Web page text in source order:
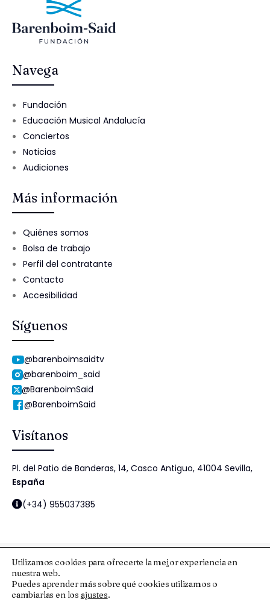
Navega
Fundación
Educación Musical Andalucía
Conciertos
Noticias
Audiciones
Más información
Quiénes somos
Bolsa de trabajo
Perfil del contratante
Contacto
Accesibilidad
Síguenos
@barenboimsaidtv
@barenboim_said
@BarenboimSaid
@BarenboimSaid
Visítanos
Pl. del Patio de Banderas, 14, Casco Antiguo, 41004 Sevilla,
España
(+34) 955037385
© 2025 Fundación Barenboim-Said
Aviso Legal y Protección de Datos
Utilizamos cookies para ofrecerte la mejor experiencia en
nuestra web.
Puedes aprender más sobre qué cookies utilizamos o
cambiarlas en los ajustes.